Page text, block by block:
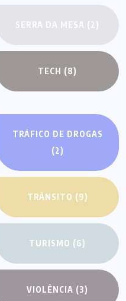
SERRA DA MESA (2)
TECH (8)
TRÁFICO DE DROGAS
(2)
TRÂNSITO (9)
TURISMO (6)
VIOLÊNCIA (3)